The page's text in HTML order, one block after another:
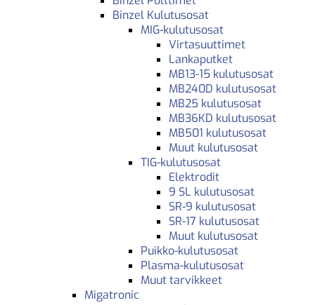
Binzel Kulutusosat
MIG-kulutusosat
Virtasuuttimet
Lankaputket
MB13-15 kulutusosat
MB240D kulutusosat
MB25 kulutusosat
MB36KD kulutusosat
MB501 kulutusosat
Muut kulutusosat
TIG-kulutusosat
Elektrodit
9 SL kulutusosat
SR-9 kulutusosat
SR-17 kulutusosat
Muut kulutusosat
Puikko-kulutusosat
Plasma-kulutusosat
Muut tarvikkeet
Migatronic